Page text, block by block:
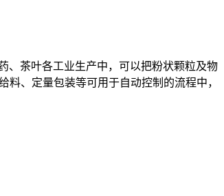
、茶叶各工业生产中，可以把粉状颗粒及物
、定量包装等可用于自动控制的流程中，